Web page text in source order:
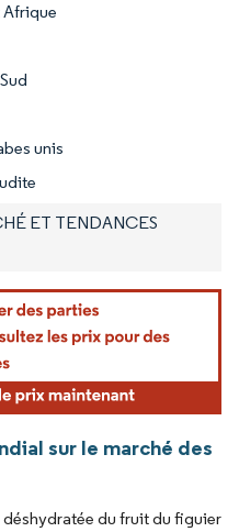
unis
ET TENDANCES
sur le marché des
du fruit du figuier